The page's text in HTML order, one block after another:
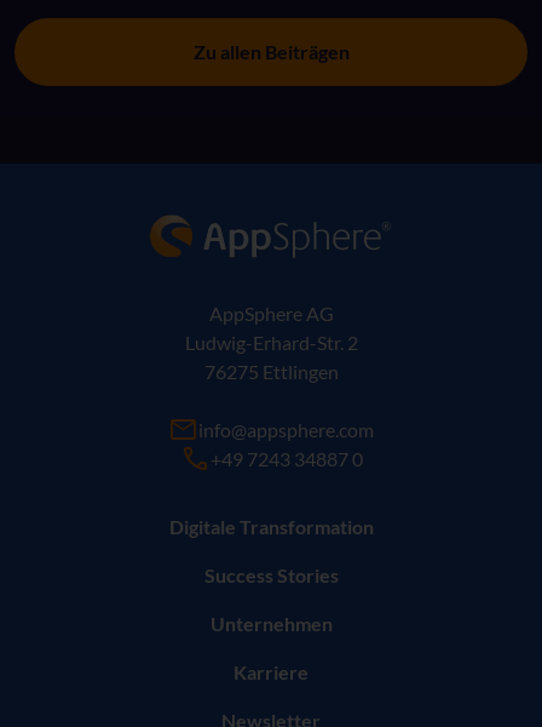
Zu allen Beiträgen
AppSphere IT-Lösungsanbieter
AppSphere AG
Ludwig-Erhard-Str. 2
76275 Ettlingen
info@appsphere.com
+49 7243 34887 0
Digitale Transformation
Success Stories
Unternehmen
Karriere
Newsletter